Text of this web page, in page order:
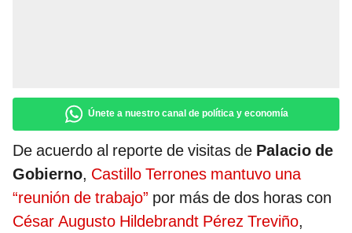
Únete a nuestro canal de política y economía
De acuerdo al reporte de visitas de Palacio de
Gobierno, Castillo Terrones mantuvo una
“reunión de trabajo” por más de dos horas con
César Augusto Hildebrandt Pérez Treviño,